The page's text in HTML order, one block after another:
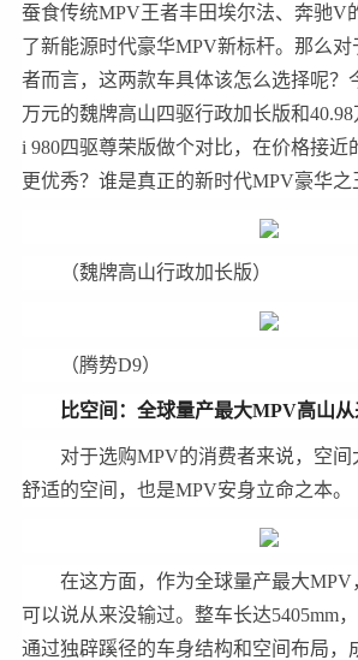
蚕食传统MPV王者丰田埃尔法、奔驰V
了新能源时代豪华MPV新标杆。那么
者而言，这两款车具体该怎么选择呢？
万元的魏牌高山四驱行政加长版和
i 980四驱尊荣版做个对比，在价格接近
更优秀？谁是真正的新时代MPV豪华之
（魏牌高山行政加长版）
（腾势D9）
比空间：全球量产最大MPV高山
对于选购MPV的消费者来说，空
舒适的空间，也是MPV安身立命之本。
在这方面，作为全球量产最大MPV
可以说从来没输过。整车长达5405mm
通过独辟蹊径的车身结构和空间布局，